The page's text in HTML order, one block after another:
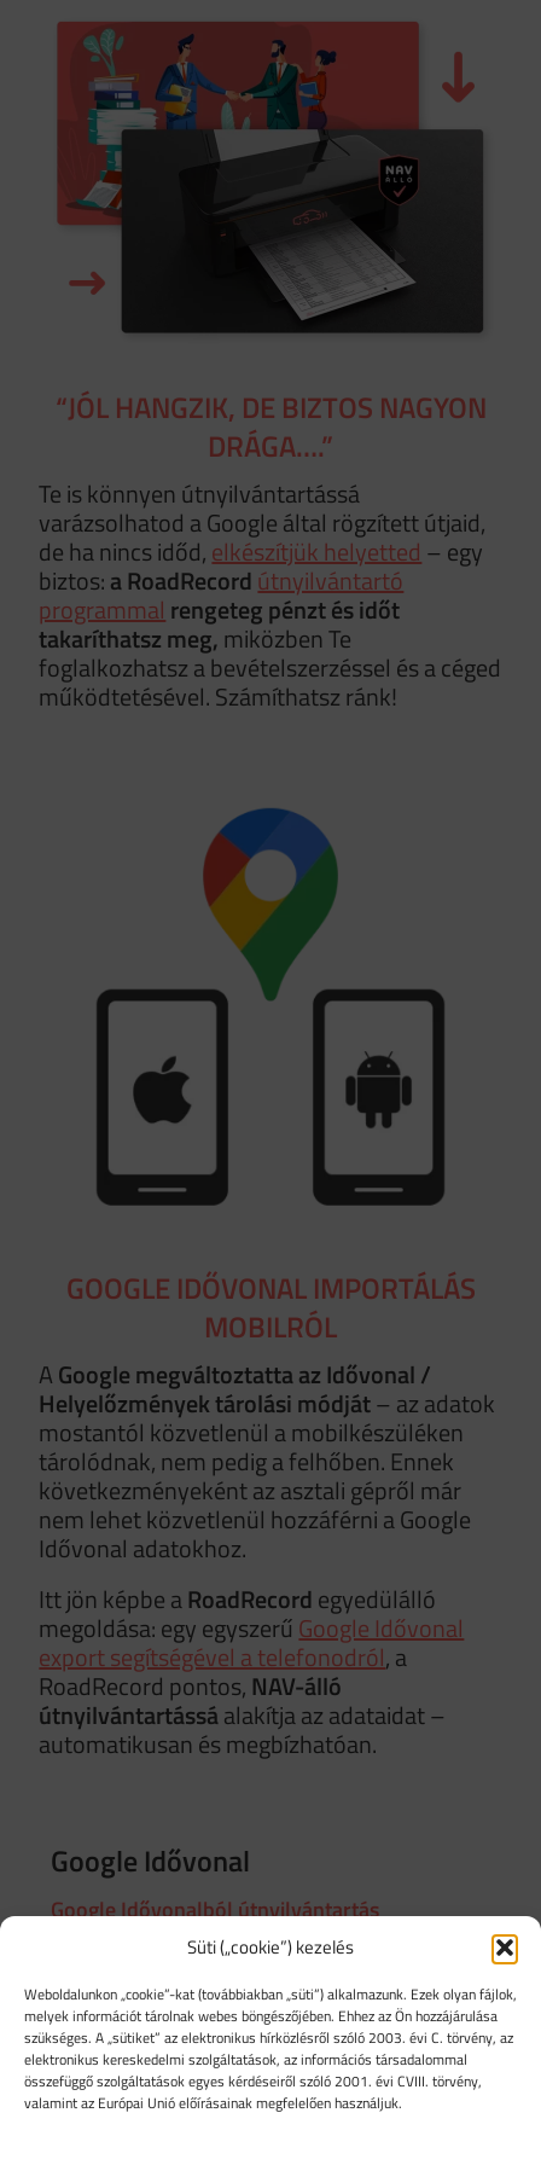
Süti („cookie”) kezelés
Weboldalunkon „cookie”-kat (továbbiakban „süti”) alkalmazunk. Ezek olyan fájlok,
melyek információt tárolnak webes böngészőjében. Ehhez az Ön hozzájárulása
szükséges. A „sütiket” az elektronikus hírközlésről szóló 2003. évi C. törvény, az
elektronikus kereskedelmi szolgáltatások, az információs társadalommal
összefüggő szolgáltatások egyes kérdéseiről szóló 2001. évi CVIII. törvény,
valamint az Európai Unió előírásainak megfelelően használjuk.
“JÓL HANGZIK, DE BIZTOS NAGYON
DRÁGA….”
Te is könnyen útnyilvántartássá
varázsolhatod a Google által rögzített útjaid,
de ha nincs időd,elkészítjük helyetted – egy
biztos:a RoadRecordútnyilvántartó
programmal rengeteg pénzt és időt
takaríthatsz meg,miközben Te
foglalkozhatsz a bevételszerzéssel és a céged
működtetésével. Számíthatsz ránk!
GOOGLE IDŐVONAL IMPORTÁLÁS
MOBILRÓL
AGoogle megváltoztatta az Idővonal /
Helyelőzmények tárolási módját– az adatok
mostantól közvetlenül a mobilkészüléken
tárolódnak, nem pedig a felhőben. Ennek
következményeként az asztali gépről már
nem lehet közvetlenül hozzáférni a Google
Idővonal adatokhoz.
Itt jön képbe aRoadRecordegyedülálló
megoldása: egy egyszerűGoogle Idővonal
export segítségével a telefonodról, a
RoadRecord pontos,NAV-álló
útnyilvántartássáalakítja az adataidat –
automatikusan és megbízhatóan.
Google Idővonal
Google Idővonalból útnyilvántartás
Google Idővonal importálás mobilról
Google Idővonal importálás Takeout-
ból
Google Helyelőzmények
útnyilvántartáshoz
Idővonal importálása – Android